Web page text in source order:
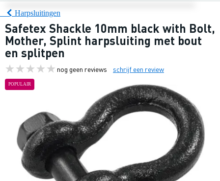
Harpsluitingen
Safetex Shackle 10mm black with Bolt,
Mother, Splint harpsluiting met bout
en splitpen
nog geen reviews schrijf een review
POPULAIR